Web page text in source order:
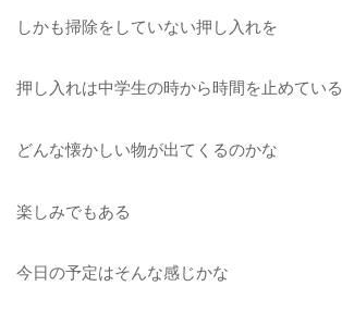
しかも掃除をしていない押し入れを
押し入れは中学生の時から時間を止めている
どんな懐かしい物が出てくるのかな
楽しみでもある
今日の予定はそんな感じかな